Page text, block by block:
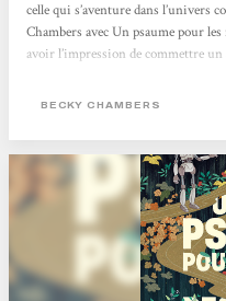
celle qui s’aventure dans l’univers
Chambers avec Un psaume pour
avoir l’impression de commettre
BECKY CHAMBERS